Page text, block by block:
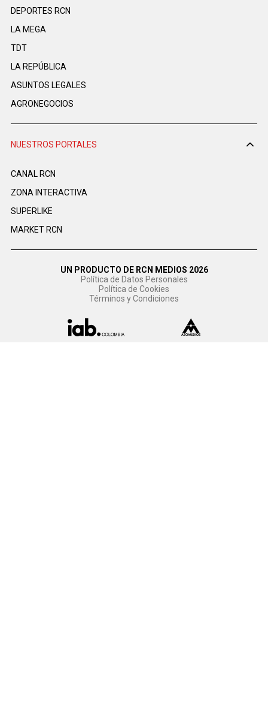
DEPORTES RCN
LA MEGA
TDT
LA REPÚBLICA
ASUNTOS LEGALES
AGRONEGOCIOS
NUESTROS PORTALES
CANAL RCN
ZONA INTERACTIVA
SUPERLIKE
MARKET RCN
UN PRODUCTO DE RCN MEDIOS 2026
Política de Datos Personales
Política de Cookies
Términos y Condiciones